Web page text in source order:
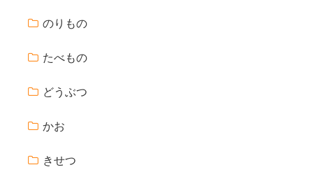
のりもの
たべもの
どうぶつ
かお
きせつ